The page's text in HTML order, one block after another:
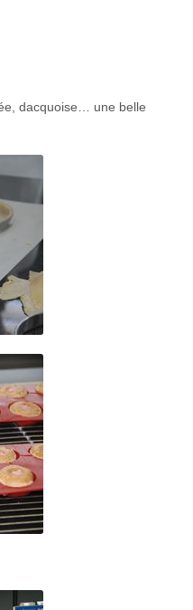
dacquoise… une belle